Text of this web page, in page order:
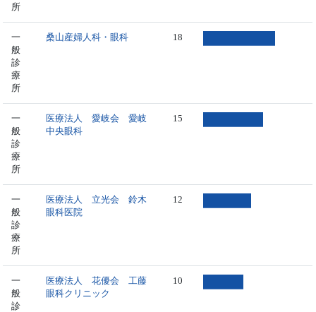
所
一
般
診
療
所
桑山産婦人科・眼科 18
一
般
診
療
所
医療法人 愛岐会 愛岐
中央眼科
15
一
般
診
療
所
医療法人 立光会 鈴木
眼科医院
12
一
般
診
医療法人 花優会 工藤
眼科クリニック
10